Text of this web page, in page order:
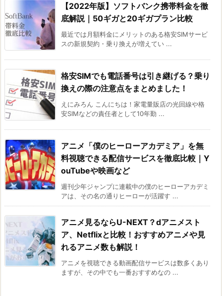
【2022年版】ソフトバンク携帯料金を徹
底解説｜50ギガと20ギガプラン比較
最近では月額料金にメリットのある格安SIMサービ
スの新規契約・乗り換えが増えてい ...
格安SIMでも電話番号は引き継げる？乗り
換えの際の注意点をまとめました！
えにみろん こんにちは！家電量販店の光回線や格
安SIMなどの責任者として10年勤 ...
アニメ「僕のヒーローアカデミア」を無
料視聴できる配信サービスを徹底比較｜Y
ouTubeや映画など
週刊少年ジャンプに連載中の僕のヒーローアカデミ
アは、その名の通りヒーローが活躍す ...
アニメ見るならU-NEXT？dアニメスト
ア、Netflixと比較！おすすめアニメや見
れるアニメ数も解説！
アニメを視聴できる動画配信サービスは数多くあり
ますが、その中でも一番おすすめなの ...